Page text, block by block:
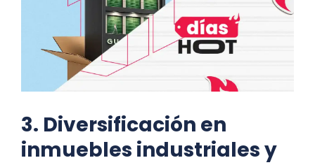
3. Diversificación en
inmuebles industriales y